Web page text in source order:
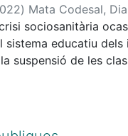
) Mata Codesal,
sociosanitària
educatiu
suspensió de les
presencials sota
socials